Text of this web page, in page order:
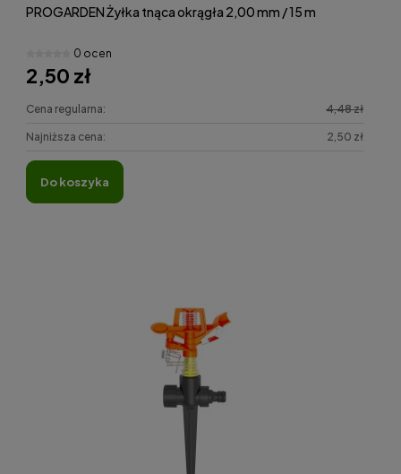
PROGARDEN Żyłka tnąca okrągła 2,00 mm / 15 m
0 ocen
2,50 zł
Cena regularna: 4,48 zł
Najniższa cena: 2,50 zł
do koszyka